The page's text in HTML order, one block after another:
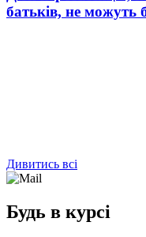
батьків, не
Дивитись всі
Будь в курсі